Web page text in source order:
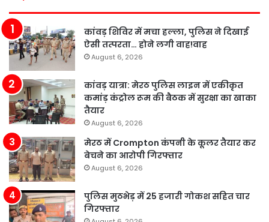
कांवड़ शिविर में मचा हल्ला, पुलिस ने दिखाई
ऐसी तत्परता… होने लगी वाह!वाह
August 6, 2026
कांवड़ यात्रा: मेरठ पुलिस लाइन में एकीकृत
कमांड़ कंट्रोल रूम की बैठक में सुरक्षा का खाका
तैयार
August 6, 2026
मेरठ में Crompton कंपनी के कूलर तैयार कर
बेचने का आरोपी गिरफ्तार
August 6, 2026
पुलिस मुठभेड़ में 25 हजारी गोकश सहित चार
गिरफ्तार